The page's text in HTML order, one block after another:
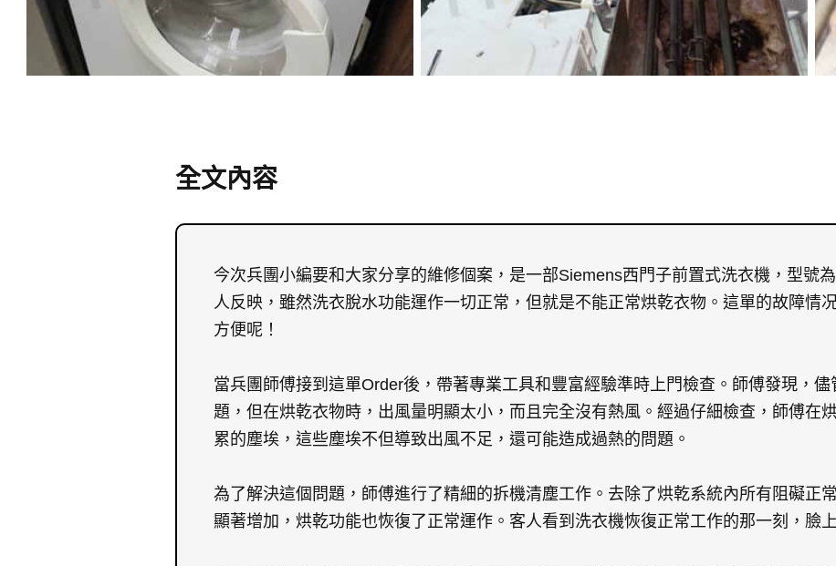
全文內容
今次兵團小編要和大家分享的維修個案，是一部Siemens西門子前置式洗衣機，型號
人反映，雖然洗衣脫水功能運作一切正常，但就是不能正常烘乾衣物。這單的故障情
方便呢！
當兵團師傅接到這單Order後，帶著專業工具和豐富經驗準時上門檢查。師傅發現，儘
題，但在烘乾衣物時，出風量明顯太小，而且完全沒有熱風。經過仔細檢查，師傅在
累的塵埃，這些塵埃不但導致出風不足，還可能造成過熱的問題。
為了解決這個問題，師傅進行了精細的拆機清塵工作。去除了烘乾系統內所有阻礙正
顯著增加，烘乾功能也恢復了正常運作。客人看到洗衣機恢復正常工作的那一刻，臉